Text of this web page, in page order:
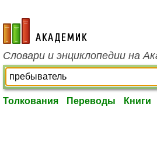
academic.ru
Словари и энциклопедии на
Толкования Переводы Книги